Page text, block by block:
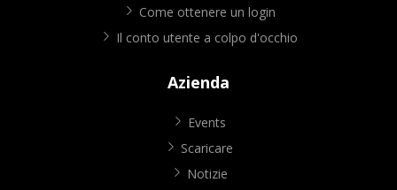
Come ottenere un login
Il conto utente a colpo d'occhio
Azienda
Events
Scaricare
Notizie